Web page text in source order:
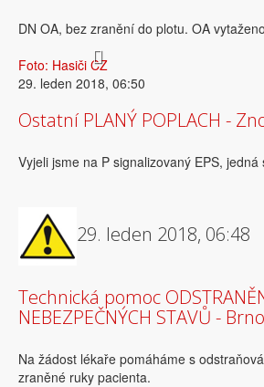
DN OA, bez zranění do plotu. OA
Foto: Hasiči CZ
29. leden 2018, 06:50
Ostatní PLANÝ POPLACH -
Vyjeli jsme na P signalizovaný EPS,
29. leden 2018, 06:48
Technická pomoc
NEBEZPEČNÝCH STAVŮ -
Na žádost lékaře pomáháme s
zraněné ruky pacienta.